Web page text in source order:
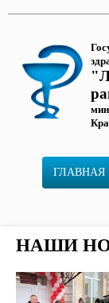
ГЛАВНАЯ
НАШИ